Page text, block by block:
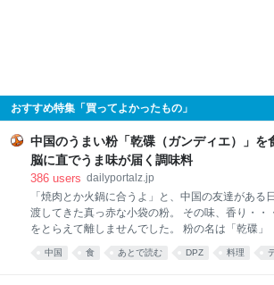
おすすめ特集「買ってよかったもの」
中国のうまい粉「乾碟（ガンディエ）」
脳に直でうま味が届く調味料
386 users dailyportalz.jp
「焼肉とか火鍋に合うよ」と、中国の友達がある
渡してきた真っ赤な小袋の粉。 その味、香り・・
をとらえて離しませんでした。 粉の名は「乾碟」
た、脳に直でうま味が届く調味料です。 そんな乾
中国 食 あとで読む DPZ 料理